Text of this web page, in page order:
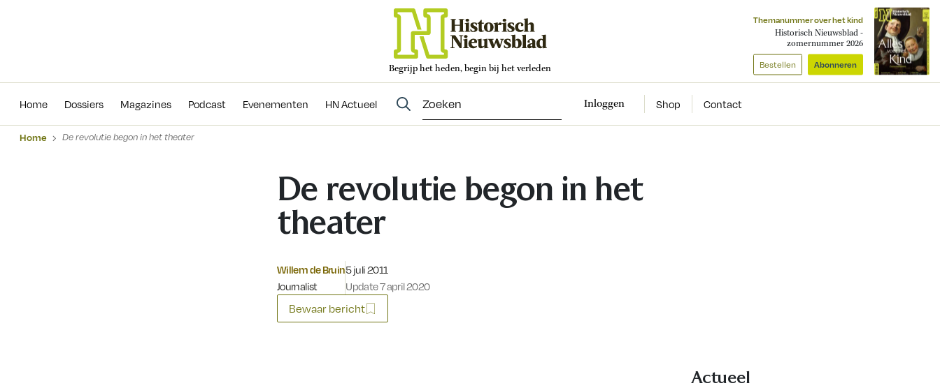
Begrijp het heden, begin bij het verleden
Themanummer over het kind
Historisch Nieuwsblad -
zomernummer 2026
Bestellen Abonneren
Home Dossiers Magazines Podcast Evenementen HN Actueel Inloggen Shop Contact
Evenementen
Home De revolutie begon in het theater
De revolutie begon in het
theater
Willem de Bruin
Journalist
Gepubliceerd op:
5 juli 2011
Update 7 april 2020
Bewaar bericht
Actueel